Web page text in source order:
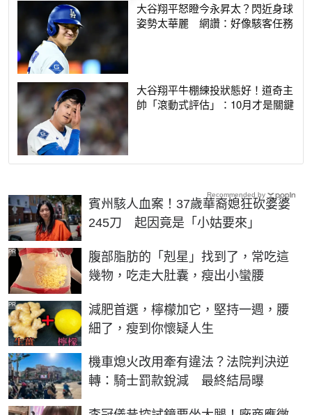
大谷翔平怒瞪今永昇太？閃近身球
姿勢太華麗 網讚：好像駭客任務
大谷翔平牛棚練投狀態好！道奇主
帥「滾動式評估」：10月才是關鍵
賓州駭人血案！37歲華裔媳狂砍婆婆
245刀 起因竟是「小姑要來」
腹部脂肪的「剋星」找到了，常吃這
幾物，吃走大肚囊，瘦出小蠻腰
PR
減肥首選，檸檬加它，堅持一週，腰
細了，瘦到你懷疑人生
PR
機車熄火改用牽有違法？法院判決逆
轉：騎士罰款銳減 最終結局曝
Recommended by